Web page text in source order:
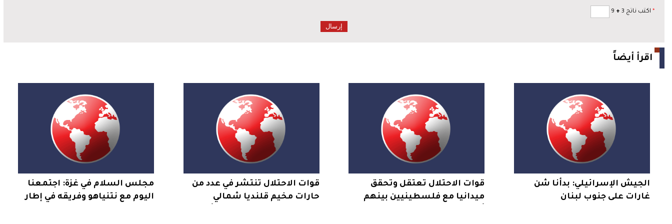
* اكتب ناتج 3 +
اقرأ أيضاً
الجيش الإسرائيلي: بدأنا شن
غارات على جنوب لبنان
قوات الاحتلال تعتقل وتحقق
ميدانيا مع فلسطينيين بينهم
قوات الاحتلال تنتشر في عدد من
حارات مخيم قلنديا شمالي
مجلس السلام في غزة: اجتمعنا
اليوم مع نتنياهو وفريقه في إطار